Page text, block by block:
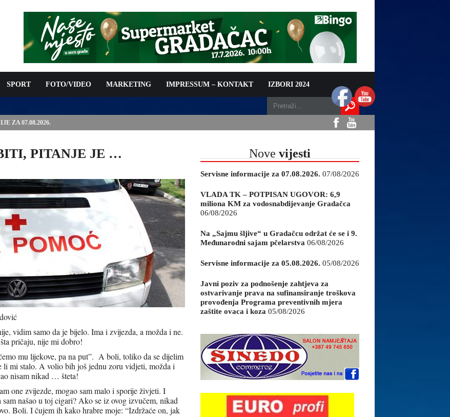
SPORT FOTO/VIDEO MARKETING IMPRESSUM – KONTAKT IZBORI 2024
UGOVOR: 6,9 MILIONA KM ZA VODOSNABDIJEVANJE
PITANJE JE …
vidim samo da je bijelo. Ima i zvijezda, a možda i ne.
pričaju, nije mi dobro!
mu lijekove, pa na put”. A boli, toliko da se dijelim
li mi stalo. A volio bih još jednu zoru vidjeti, možda i
nisam nikad … šteta!
one zvijezde, mogao sam malo i sporije živjeti. I
sam našao u toj cigari? Ako se iz ovog izvučem, nikad
Boli. I čujem ih kako hrabre moje: “Izdržaće on, jak
Nove vijesti
Servisne informacije za 07.08.2026. 07/08/2026
VLADA TK – POTPISAN UGOVOR: 6,9
miliona KM za vodosnabdijevanje Gradačca
06/08/2026
Na „Sajmu šljive“ u Gradačcu održat će se i 9.
Međunarodni sajam pčelarstva 06/08/2026
Servisne informacije za 05.08.2026. 05/08/2026
Javni poziv za podnošenje zahtjeva za
ostvarivanje prava na sufinansiranje troškova
provođenja Programa preventivnih mjera
zaštite ovaca i koza 05/08/2026